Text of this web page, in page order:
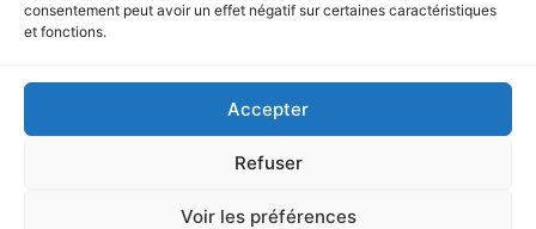
consentement peut avoir un effet négatif sur certaines caractéristiques
et fonctions.
Accepter
Refuser
Voir les préférences
Aucune vidéo disponible.